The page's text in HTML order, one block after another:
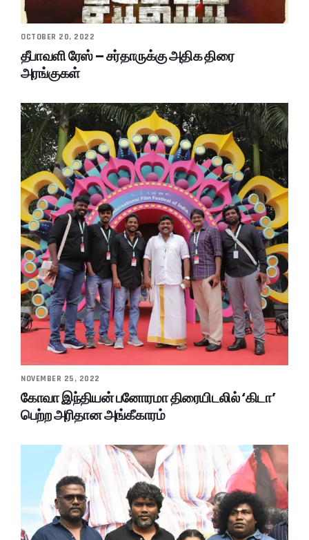
OCTOBER 20, 2022
தீபாவளி ரேஸ் – சர்தாருக்கு அதிக திரை
அரங்குகள்
NOVEMBER 25, 2022
கோவா இந்தியன் பனோரமா திரையிடலில் ‘கிடா’
பெற்ற அரிதான அங்கீகாரம்